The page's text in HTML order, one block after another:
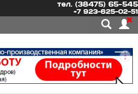
тел. (38475) 65-545
+7 923-625-02-51